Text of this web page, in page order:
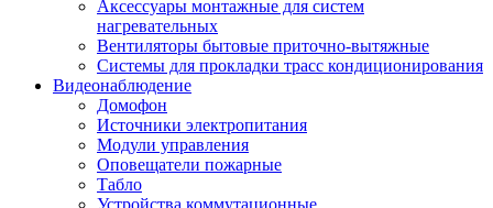
Аксессуары монтажные для систем
нагревательных
Вентиляторы бытовые приточно-вытяжные
Системы для прокладки трасс кондиционирования
Видеонаблюдение
Домофон
Источники электропитания
Модули управления
Оповещатели пожарные
Табло
Устройства коммутационные